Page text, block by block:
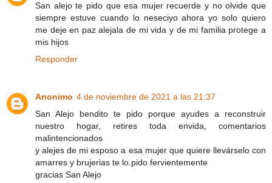
San alejo te pido que esa mujer recuerde y no olvide que
siempre estuve cuando lo neseciyo ahora yo solo quiero
me deje en paz alejala de mi vida y de mi familia protege a
mis hijos
Responder
Anonimo 4 de noviembre de 2021 a las 21:37
San Alejo bendito te pido porque ayudes a reconstruir
nuestro hogar, retires toda envida, comentarios
malintencionados
y alejes de mi esposo a esa mujer que quiere llevárselo con
amarres y brujerias te lo.pido fervientemente
gracias San Alejo